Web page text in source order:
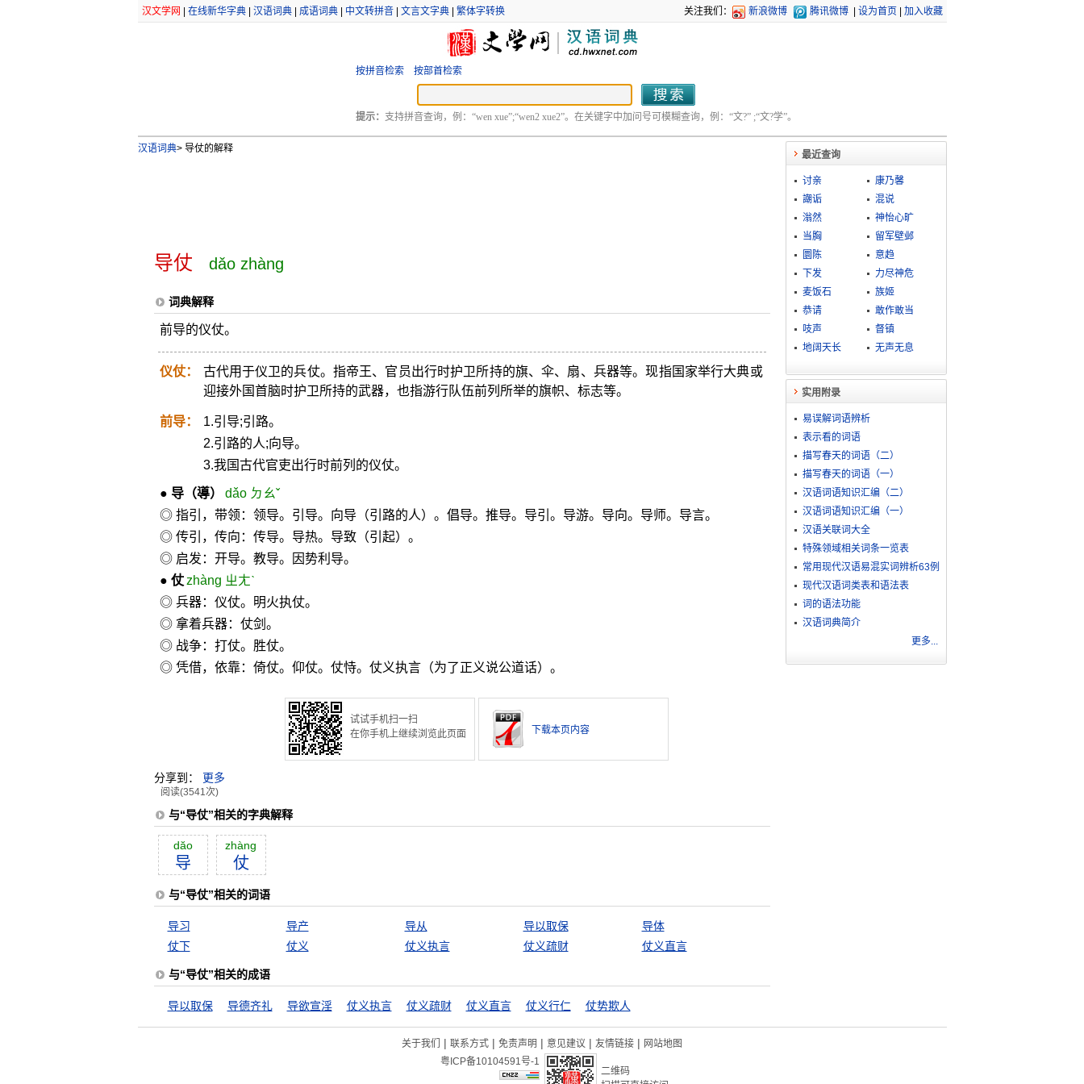
汉文学网 在线新华字典| 汉语词典| 成语词典| 中文转拼音| 文言文字典| 繁体字转换 关注我们： 新浪微博 腾讯微博 设为首页 加入收藏
按拼音检索 按部首检索
提示： 支持拼音查询，例：“wen xue”;“wen2 xue2”。在关键字中加问号可模糊查询，例：“文?” ;“文?学”。
汉语词典>导仗的解释
导仗 dǎo zhàng
词典解释
前导的仪仗。
仪仗：
古代用于仪卫的兵仗。指帝王、官员出行时护卫所持的旗、伞、扇、兵器等。现指国家举行大典或
迎接外国首脑时护卫所持的武器，也指游行队伍前列所举的旗帜、标志等。
前导：
1.引导;引路。
2.引路的人;向导。
3.我国古代官吏出行时前列的仪仗。
● 导（導）
dǎo ㄉㄠˇ
◎ 指引，带领：领导。引导。向导（引路的人）。倡导。推导。导引。导游。导向。导师。导言。
◎ 传引，传向：传导。导热。导致（引起）。
◎ 启发：开导。教导。因势利导。
● 仗 zhàng ㄓㄤˋ
◎ 兵器：仪仗。明火执仗。
◎ 拿着兵器：仗剑。
◎ 战争：打仗。胜仗。
◎ 凭借，依靠：倚仗。仰仗。仗恃。仗义执言（为了正义说公道话）。
试试手机扫一扫
在你手机上继续浏览此页面
下载本页内容
分享到： 更多
阅读(3541次)
与“导仗”相关的字典解释
dăo
导
zhàng
仗
与“导仗”相关的词语
导习 导产 导从 导以取保
导体
仗下
仗义 仗义执言 仗义疏财 仗义直言
与“导仗”相关的成语
导以取保 导德齐礼 导欲宣淫 仗义执言 仗义疏财 仗义直言 仗义行仁 仗势欺人
最近查询
讨亲
康乃馨
謿诟
混说
滃然
神怡心旷
当胸
留军壁邺
圜陈
意趋
下发
力尽神危
麦饭石
族姬
恭请
敢作敢当
吱声
督镇
地阔天长
无声无息
实用附录
易误解词语辨析
表示看的词语
描写春天的词语（二）
描写春天的词语（一）
汉语词语知识汇编（二）
汉语词语知识汇编（一）
汉语关联词大全
特殊领域相关词条一览表
常用现代汉语易混实词辨析63例
现代汉语词类表和语法表
词的语法功能
汉语词典简介
更多...
关于我们 | 联系方式 | 免责声明 | 意见建议 | 友情链接 | 网站地图
粤ICP备10104591号-1
二维码